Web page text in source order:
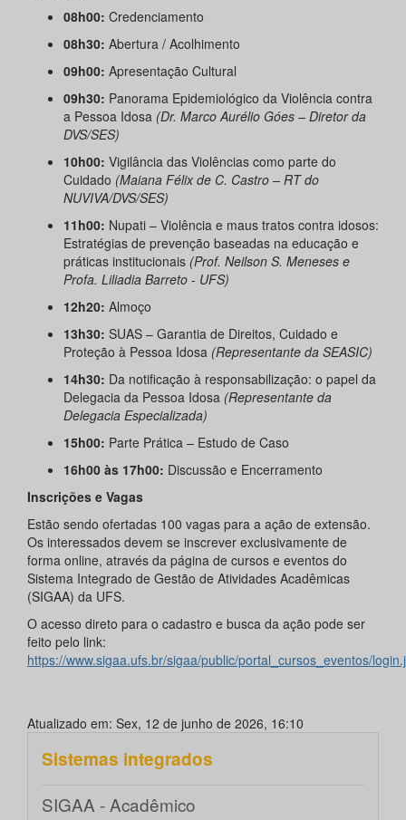
08h00: Credenciamento
08h30: Abertura / Acolhimento
09h00: Apresentação Cultural
09h30: Panorama Epidemiológico da Violência contra
a Pessoa Idosa (Dr. Marco Aurélio Góes – Diretor da
DVS/SES)
10h00: Vigilância das Violências como parte do
Cuidado (Maiana Félix de C. Castro – RT do
NUVIVA/DVS/SES)
11h00: Nupati – Violência e maus tratos contra idosos:
Estratégias de prevenção baseadas na educação e
práticas institucionais (Prof. Neilson S. Meneses e
Profa. Liliadia Barreto - UFS)
12h20: Almoço
13h30: SUAS – Garantia de Direitos, Cuidado e
Proteção à Pessoa Idosa (Representante da SEASIC)
14h30: Da notificação à responsabilização: o papel da
Delegacia da Pessoa Idosa (Representante da
Delegacia Especializada)
15h00: Parte Prática – Estudo de Caso
16h00 às 17h00: Discussão e Encerramento
Inscrições e Vagas
Estão sendo ofertadas 100 vagas para a ação de extensão.
Os interessados devem se inscrever exclusivamente de
forma online, através da página de cursos e eventos do
Sistema Integrado de Gestão de Atividades Acadêmicas
(SIGAA) da UFS.
O acesso direto para o cadastro e busca da ação pode ser
feito pelo link:
https://www.sigaa.ufs.br/sigaa/public/portal_cursos_eventos/
Atualizado em: Sex, 12 de junho de 2026, 16:10
Sistemas integrados
SIGAA - Acadêmico